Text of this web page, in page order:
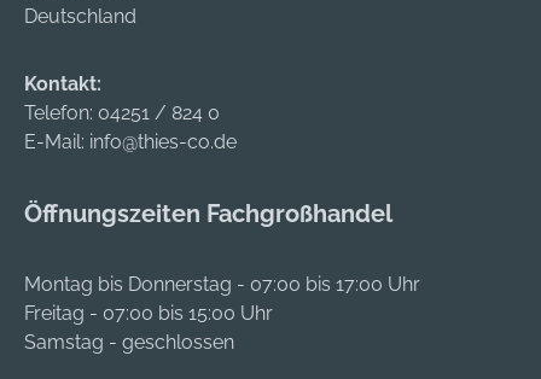
Deutschland
Kontakt:
Telefon: 04251 / 824 0
E-Mail: info@thies-co.de
Öffnungszeiten Fachgroßhandel
Montag bis Donnerstag - 07:00 bis 17:00 Uhr
Freitag - 07:00 bis 15:00 Uhr
Samstag - geschlossen